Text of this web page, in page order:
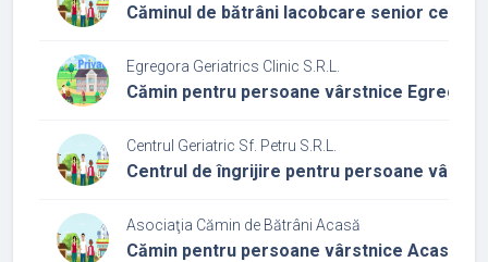
Căminul de bătrâni Iacobcare senior center
Egregora Geriatrics Clinic S.R.L.
Cămin pentru persoane vârstnice
Centrul Geriatric Sf. Petru S.R.L.
Centrul de îngrijire pentru persoane
Asociaţia Cămin de Bătrâni Acasă
Cămin pentru persoane vârstnice Acasă 2